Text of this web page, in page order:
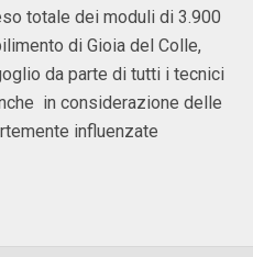
totale dei moduli di 3.900
di Gioia del Colle,
da parte di tutti i tecnici
in considerazione delle
influenzate